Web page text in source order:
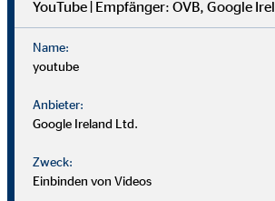
Bei OVB gibt es keine Grenzen: Unser
Aufstiegsmöglichkeiten durch Ausbildung
Unterstützung bekommst du von deinem
YouTube | Empfänger: OVB, Google
Name:
youtube
Anbieter:
Google Ireland Ltd.
Zweck:
Einbinden von Videos